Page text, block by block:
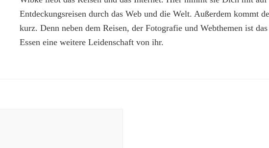
Entdeckungsreisen durch das Web und die Welt. Außerdem kommt
kurz. Denn neben dem Reisen, der Fotografie und Webthemen ist
Essen eine weitere Leidenschaft von ihr.